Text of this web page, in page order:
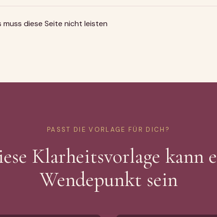
muss diese Seite nicht leisten
PASST DIE VORLAGE FÜR DICH?
Klarheitsvorlage kann
Wendepunkt sein